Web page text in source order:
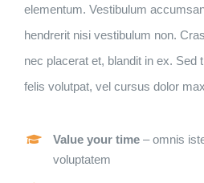
elementum. Vestibulum
hendrerit nisi vestibulum non.
nec placerat et, blandit in ex. Sed
felis volutpat, vel cursus dolor
Value your time – omnis
voluptatem